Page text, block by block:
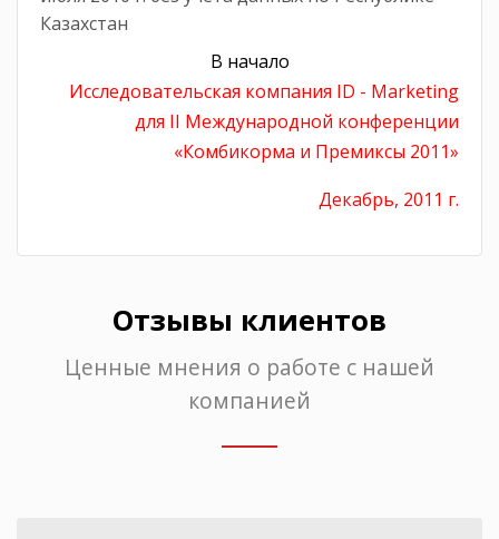
Казахстан
В начало
Исследовательская компания ID - Marketing
для II Международной конференции
«Комбикорма и Премиксы 2011»
Декабрь, 2011 г.
Отзывы клиентов
Ценные мнения о работе с нашей
компанией